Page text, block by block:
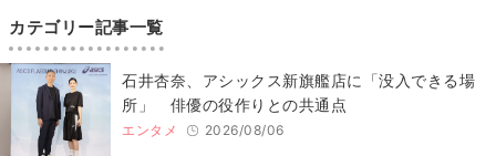
カテゴリー記事一覧
石井杏奈、アシックス新旗艦店に「没入できる場
所」 俳優の役作りとの共通点
エンタメ 2026/08/06